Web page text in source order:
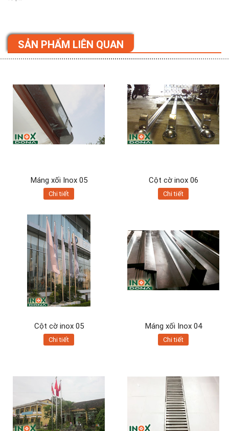
SẢN PHẨM LIÊN QUAN
Máng xối Inox 05
Chi tiết
Cột cờ inox 06
Chi tiết
Cột cờ inox 05
Chi tiết
Máng xối Inox 04
Chi tiết